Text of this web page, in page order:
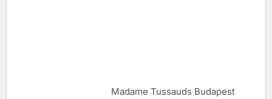
Madame Tussauds Budapest